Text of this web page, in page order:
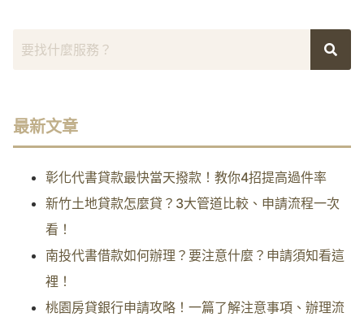
最新文章
彰化代書貸款最快當天撥款！教你4招提高過件率
新竹土地貸款怎麼貸？3大管道比較、申請流程一次
看！
南投代書借款如何辦理？要注意什麼？申請須知看這
裡！
桃園房貸銀行申請攻略！一篇了解注意事項、辦理流